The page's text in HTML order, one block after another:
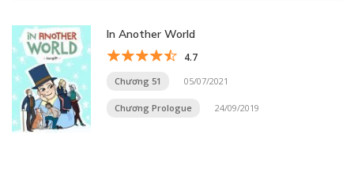
In Another World
4.7
Chương 51 05/07/2021
Chương Prologue 24/09/2019